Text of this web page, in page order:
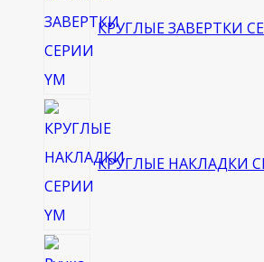
КРУГЛЫЕ ЗАВЕРТКИ
КРУГЛЫЕ НАКЛАДКИ